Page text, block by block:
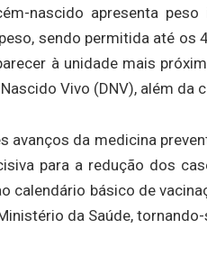
nascido apresenta
sendo permitida até os
à unidade mais
Vivo (DNV), além da
da medicina
para a redução dos
calendário básico de
da Saúde,